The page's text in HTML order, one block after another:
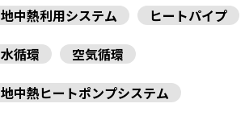
地中熱利用システム
ヒートパイプ
水循環
空気循環
地中熱ヒートポンプシステム